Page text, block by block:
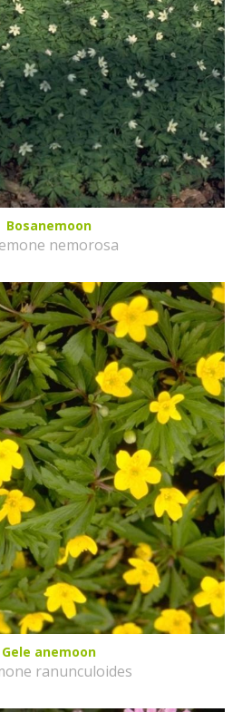
Bosanemoon
nemorosa
Gele anemoon
ranunculoides